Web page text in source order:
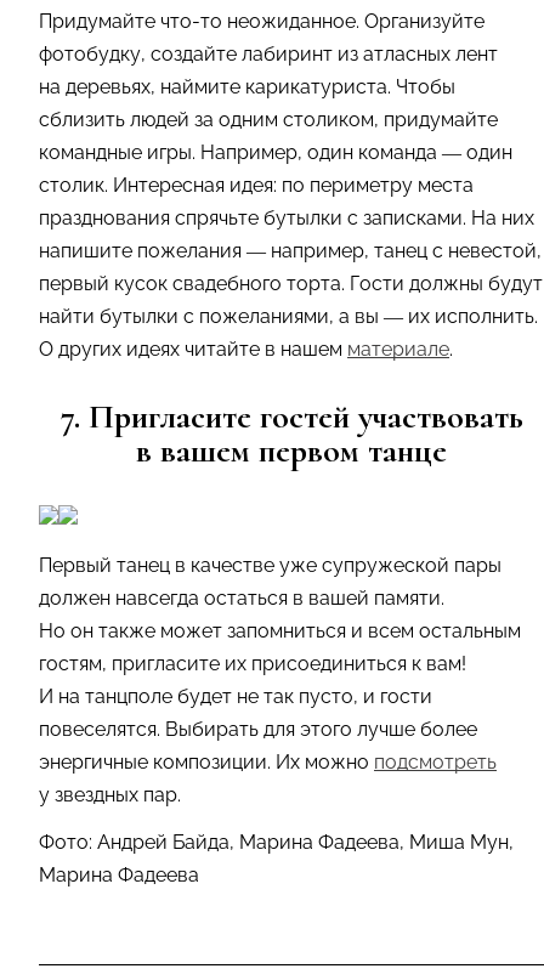
Придумайте что-то неожиданное. Организуйте
фотобудку, создайте лабиринт из атласных лент
на деревьях, наймите карикатуриста. Чтобы
сблизить людей за одним столиком, придумайте
командные игры. Например, один команда — один
столик. Интересная идея: по периметру места
празднования спрячьте бутылки с записками. На них
напишите пожелания — например, танец с невестой,
первый кусок свадебного торта. Гости должны будут
найти бутылки с пожеланиями, а вы — их исполнить.
О других идеях читайте в нашем материале.
7. Пригласите гостей участвовать
в вашем первом танце
Первый танец в качестве уже супружеской пары
должен навсегда остаться в вашей памяти.
Но он также может запомниться и всем остальным
гостям, пригласите их присоединиться к вам!
И на танцполе будет не так пусто, и гости
повеселятся. Выбирать для этого лучше более
энергичные композиции. Их можно подсмотреть
у звездных пар.
Фото: Андрей Байда, Марина Фадеева, Миша Мун,
Марина Фадеева